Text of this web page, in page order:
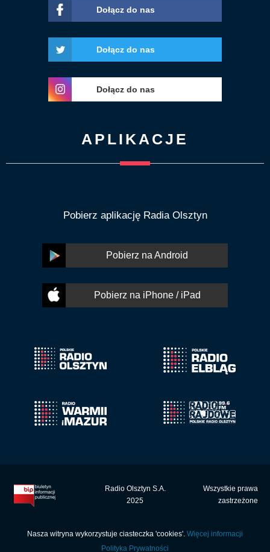
Dołącz do nas
Dołącz do nas
Dołącz do nas
APLIKACJE
Pobierz aplikację Radia Olsztyn
Pobierz na Android
Pobierz na iPhone / iPad
Radio Olsztyn S.A.
2025
Wszystkie prawa
zastrzeżone
Nasza witryna wykorzystuje ciasteczka 'cookies'. Więcej informacji
Polityka Prywatności